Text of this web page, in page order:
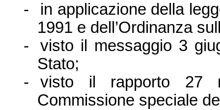
-
in applicazione della
1991 e dell’Ordinanza
-
visto il messaggio 3
Stato;
-
visto il rapporto 27
Commissione speciale